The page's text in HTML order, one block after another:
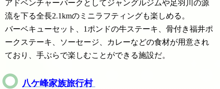
アドベンチャーパークとしてジャングルジムや足羽川の源
流を下る全長2.1kmのミニラフティングも楽しめる。
バーベキューセット、1ポンドの牛ステーキ、骨付き福井ポ
ークステーキ、ソーセージ、カレーなどの食材が用意され
ており、手ぶらで楽しむことができる施設だ。
八ケ峰家族旅行村